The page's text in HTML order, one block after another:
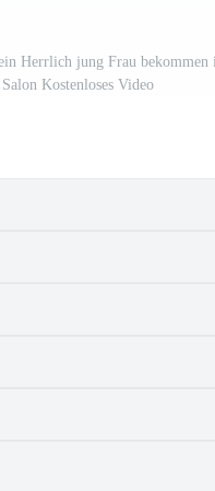
Herrlich jung Frau
Kostenloses Video